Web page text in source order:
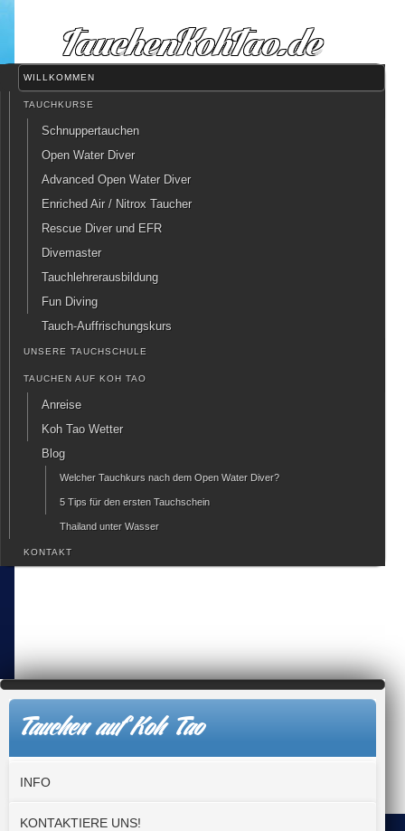
WILLKOMMEN
TAUCHKURSE
Schnuppertauchen
Open Water Diver
Advanced Open Water Diver
Enriched Air / Nitrox Taucher
Rescue Diver und EFR
Divemaster
Tauchlehrerausbildung
Fun Diving
Tauch-Auffrischungskurs
UNSERE TAUCHSCHULE
TAUCHEN AUF KOH TAO
Anreise
Koh Tao Wetter
Blog
Welcher Tauchkurs nach dem Open Water Diver?
5 Tips für den ersten Tauchschein
Thailand unter Wasser
KONTAKT
Tauchen auf Koh Tao
INFO
KONTAKTIERE UNS!